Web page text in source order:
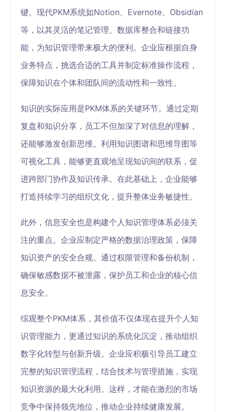
键。现代PKM系统如Notion、Evernote、Obsidian
等，以其灵活的笔记管理、数据库整合和链接功
能，为知识管理带来极大的便利。企业应根据自身
业务特点，挑选合适的工具并制定标准操作流程，
保障知识在个体和团队间的流动性和一致性。
知识的实际应用是PKM体系的关键环节。通过定期
复盘和知识分享，员工不但加深了对信息的理解，
还能够激发创新思维。利用知识图谱和思维导图等
可视化工具，能够更直观地呈现知识间的联系，促
进跨部门协作及知识传承。在此基础上，企业能够
打造持续学习的组织文化，提升整体业务敏捷性。
此外，信息安全也是构建个人知识管理体系必须关
注的重点。企业应制定严格的数据治理政策，保障
知识资产的安全合规。通过权限管理和备份机制，
确保敏感数据不被泄露，保护员工和企业的核心信
息安全。
综观整个PKM体系，其价值不仅体现在提升个人知
识管理能力，更通过知识的系统化沉淀，推动组织
数字化转型与创新升级。企业应积极引导员工建立
完整的知识管理流程，结合技术与管理措施，实现
知识资源的最大化利用。这样，才能在激烈的市场
竞争中保持领先地位，推动企业持续健康发展。